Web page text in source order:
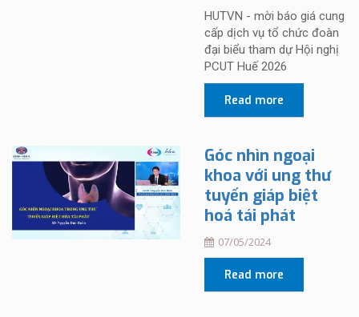
HUTVN - mời báo giá cung
cấp dịch vụ tổ chức đoàn
đại biểu tham dự Hội nghị
PCUT Huế 2026
Read more
Góc nhìn ngoại
khoa với ung thư
tuyến giáp biệt
hoá tái phát
07/05/2024
Read more